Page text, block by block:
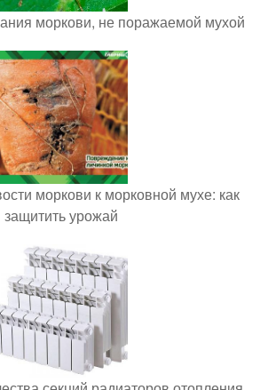
моркови, не поражаемой мухой
моркови к морковной мухе: как
защитить урожай